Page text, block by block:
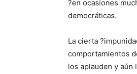
?en ocasiones
democráticas.
La cierta
comportamientos
los aplauden y